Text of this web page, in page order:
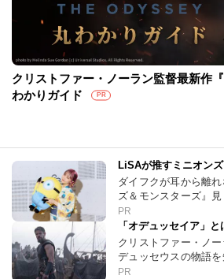
クリストファー・ノーラン監督最新作
わかりガイド
PR
LiSAが推すミニオンズ
ダイフクが耳から離
ズ＆モンスターズ』見
PR
「オデュッセイア」と
クリストファー・ノ
デュッセウスの物語を
PR